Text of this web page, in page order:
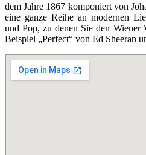
dem Jahre 1867 komponiert von
eine ganze Reihe an modernen
und Pop, zu denen Sie den Wiener
Beispiel „Perfect“ von Ed Sheeran